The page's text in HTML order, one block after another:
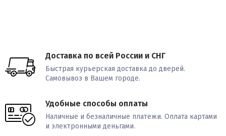
Доставка по всей России и СНГ
Быстрая курьерская доставка до дверей.
Самовывоз в Вашем городе.
Удобные способы оплаты
Наличные и безналичные платежи. Оплата картами
и электронными деньгами.